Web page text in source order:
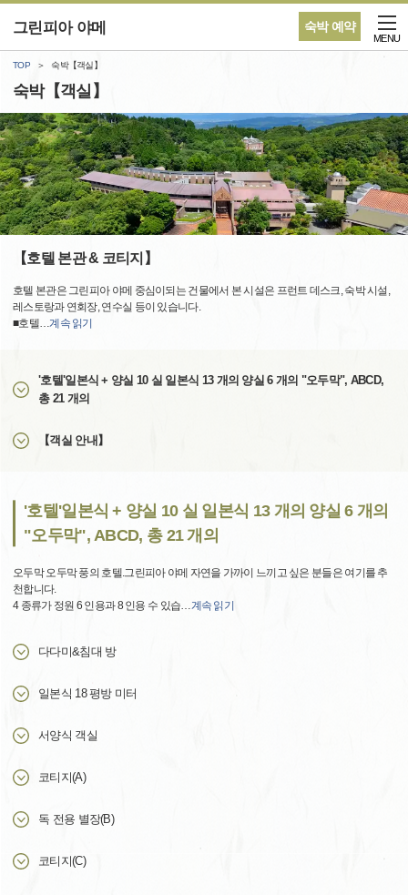
숙박 예약
그린피아 야메
MENU
TOP 숙박【객실】
숙박【객실】
【호텔 본관 & 코티지】
호텔 본관은 그린피아 야메 중심이되는 건물에서 본 시설은 프런트 데스크, 숙박 시설,
레스토랑과 연회장, 연수실 등이 있습니다.
■호텔…계속 읽기
'호텔'일본식 + 양실 10 실 일본식 13 개의 양실 6 개의 "오두막", ABCD,
총 21 개의
【객실 안내】
'호텔'일본식 + 양실 10 실 일본식 13 개의 양실 6 개의
"오두막", ABCD, 총 21 개의
오두막 오두막 풍의 호텔.그린피아 야메 자연을 가까이 느끼고 싶은 분들은 여기를 추
천합니다.
4 종류가 정원 6 인용과 8 인용 수 있습…계속 읽기
다다미&침대 방
일본식 18 평방 미터
서양식 객실
코티지(A)
독 전용 별장(B)
코티지(C)